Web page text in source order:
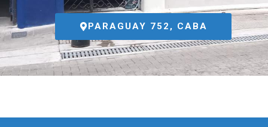
PARAGUAY 752, CABA